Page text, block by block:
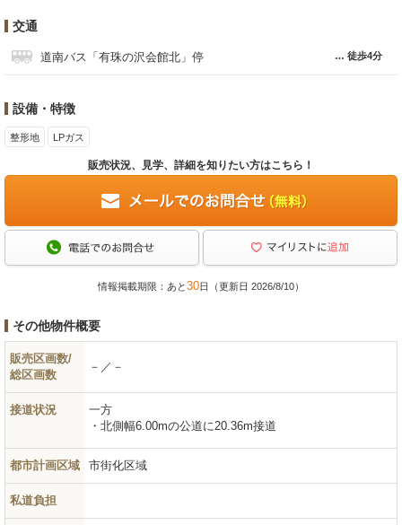
交通
道南バス「有珠の沢会館北」停 徒歩4分
設備・特徴
整形地 LPガス
販売状況、見学、詳細を知りたい方はこちら！
情報掲載期限：あと30日（更新日 2026/8/10）
その他物件概要
販売区画数/
総区画数
－／－
接道状況
一方
北側幅6.00mの公道に20.36m接道
都市計画区域 市街化区域
私道負担